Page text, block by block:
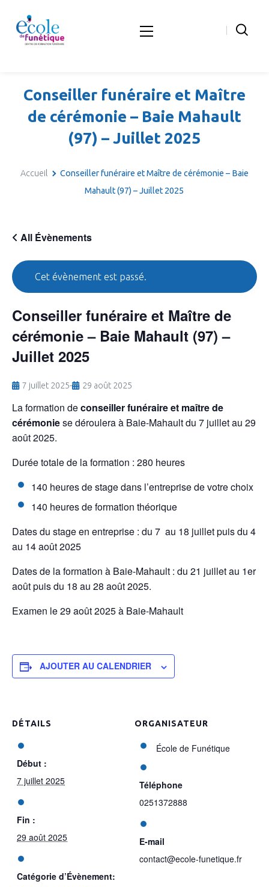
Conseiller funéraire et Maître
de cérémonie – Baie Mahault
(97) – Juillet 2025
Accueil
Conseiller funéraire et Maître de cérémonie – Baie
Mahault (97) – Juillet 2025
All Évènements
Cet évènement est passé.
Conseiller funéraire et Maître de
cérémonie – Baie Mahault (97) –
Juillet 2025
7 juillet 2025- 29 août 2025
La formation deconseiller funéraire et maître de
cérémoniese déroulera à Baie-Mahault du 7 juillet au 29
août 2025.
Durée totale de la formation : 280 heures
140 heures de stage dans l’entreprise de votre choix
140 heures de formation théorique
Dates du stage en entreprise : du 7 au 18 juillet puis du 4
au 14 août 2025
Dates de la formation à Baie-Mahault : du 21 juillet au 1er
août puis du 18 au 28 août 2025.
Examen le 29 août 2025 à Baie-Mahault
AJOUTER AU CALENDRIER
DÉTAILS
Début :
7 juillet 2025
Fin :
29 août 2025
Catégorie d’Évènement:
ORGANISATEUR
École de Funétique
Téléphone
0251372888
E-mail
contact@ecole-funetique.fr